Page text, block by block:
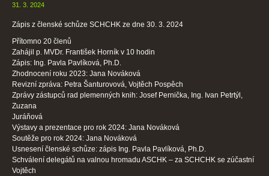
31. 3. 2024
Zápis z členské schůze SCHCHK ze dne 30. 3. 2024
Přítomno 20 členů
Zahájil p. MVDr. František Horník v 10 hodin
Zápis: Ing. Pavla Pavlíková, Ph.D.
Zhodnocení roku 2023: Jana Nováková
Revizní zpráva: Petra Šanturovová, Vojtěch Pospěch
Zprávy zástupců rad plemenných knih: Josef Pernička, Ing. Ivan Petrtýl,
Zuzana
Juráňová
Výstavy a prezentace pro rok 2024: Jana Nováková
Soutěže pro rok 2024: Jana Nováková
Usnesení členské schůze: zápis Ing. Pavla Pavlíková, Ph.D.
Schválení delegátů na valnou hromadu ASCHK – za SCHCHK se zúčastní
Vojtěch